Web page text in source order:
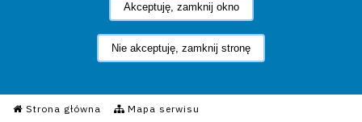
Akceptuję, zamknij okno
Nie akceptuję, zamknij stronę
Strona główna Mapa serwisu
Informacyjny Serwis